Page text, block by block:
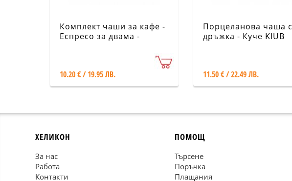
Комплект чаши за кафе -
Еспресо за двама -
10.20 € / 19.95 ЛВ.
Порцеланова чаша с
дръжка - Куче KIUB
11.50 € / 22.49 ЛВ.
ХЕЛИКОН
За нас
Работа
Контакти
ПОМОЩ
Търсене
Поръчка
Плащания